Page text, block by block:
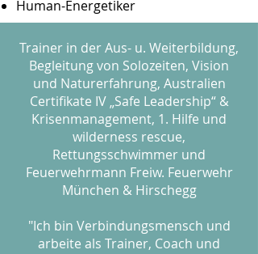
Human-Energetiker
Trainer in der Aus- u. Weiterbildung,
Begleitung von Solozeiten, Vision
und Naturerfahrung, Australien
Certifikate IV „Safe Leadership“ &
Krisenmanagement, 1. Hilfe und
wilderness rescue,
Rettungsschwimmer und
Feuerwehrmann Freiw. Feuerwehr
München & Hirschegg
"Ich bin Verbindungsmensch und
arbeite als Trainer, Coach und